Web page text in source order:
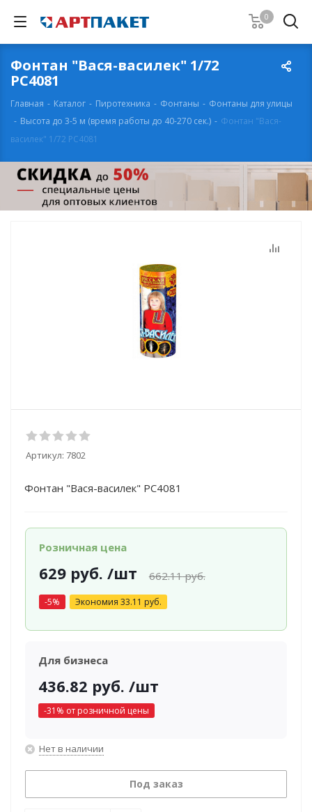
0
Фонтан "Вася-василек" 1/72
РС4081
Главная - Каталог - Пиротехника - Фонтаны - Фонтаны для улицы
- Высота до 3-5 м (время работы до 40-270 сек.) - Фонтан "Вася-
василек" 1/72 РС4081
Артикул: 7802
Фонтан "Вася-василек" РС4081
Розничная цена
629руб. /шт 662.11руб.
-5% Экономия 33.11 руб.
Для бизнеса
436.82 руб. /шт
-31 % от розничной цены
Нет в наличии
Под заказ